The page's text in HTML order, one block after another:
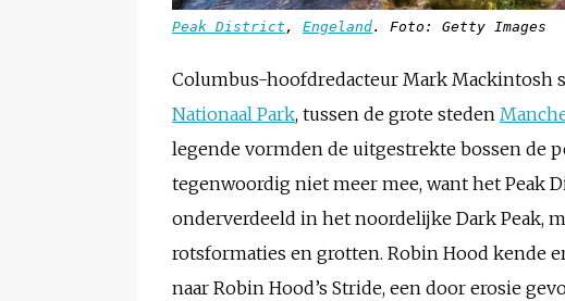
Peak District , Engeland. Foto: Getty Images
Columbus-hoofdredacteur Mark Mackintosh
Nationaal Park, tussen de grote steden
legende vormden de uitgestrekte bossen de
tegenwoordig niet meer mee, want het Peak
onderverdeeld in het noordelijke Dark Peak,
rotsformaties en grotten. Robin Hood kende
naar Robin Hood’s Stride, een door erosie